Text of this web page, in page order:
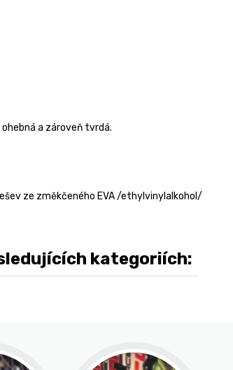
a zároveň tvrdá.
ze změkčeného EVA /ethylvinylalkohol/
kategoriích: